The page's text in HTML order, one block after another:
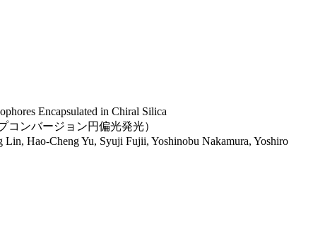
Encapsulated in Chiral Silica
ンバージョン円偏光発光）
Hao-Cheng Yu, Syuji Fujii, Yoshinobu Nakamura, Yoshiro